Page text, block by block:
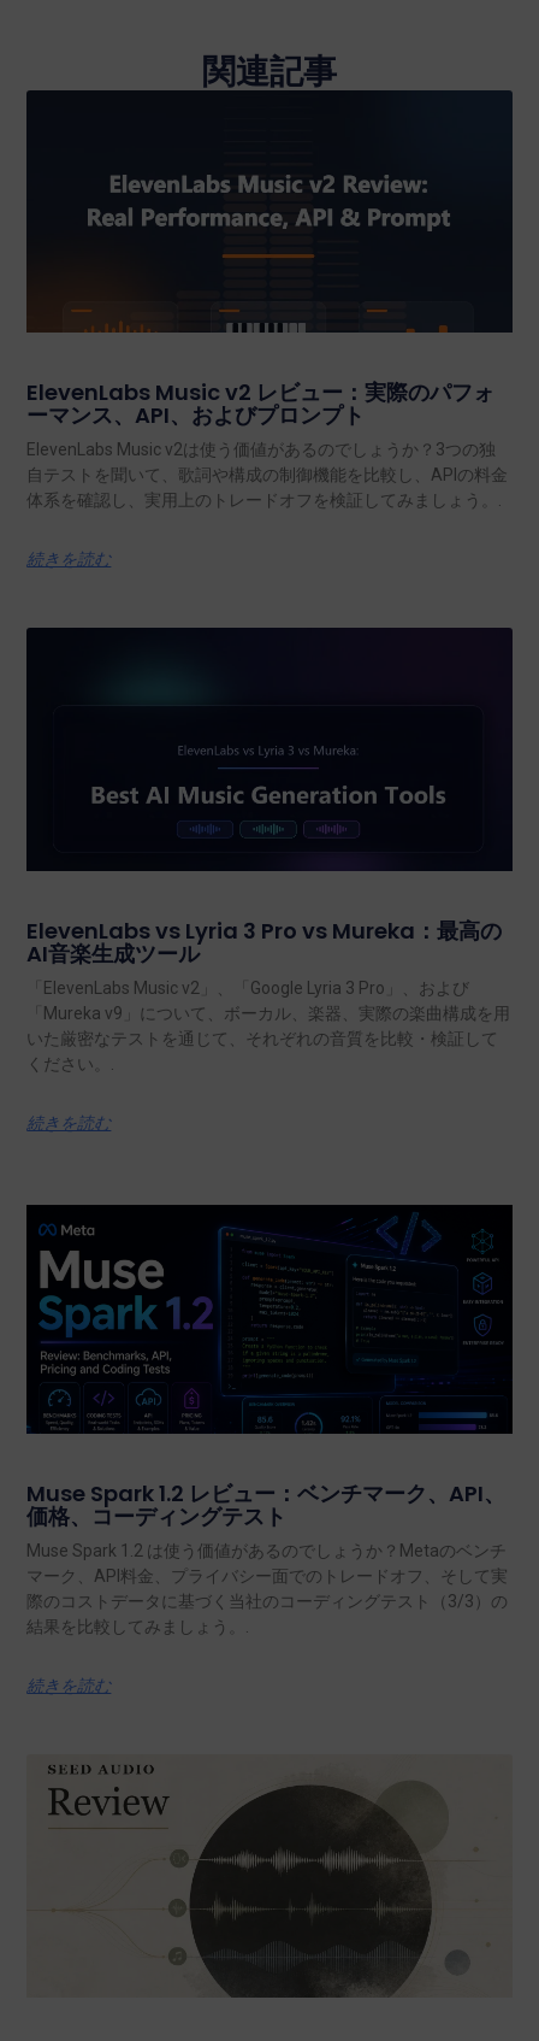
関連記事
ElevenLabs Music v2 レビュー：実際のパフォ
ーマンス、API、およびプロンプト
ElevenLabs Music v2は使う価値があるのでしょうか？3つの独
自テストを聞いて、歌詞や構成の制御機能を比較し、APIの料金
体系を確認し、実用上のトレードオフを検証してみましょう。.
続きを読む
ElevenLabs vs Lyria 3 Pro vs Mureka：最高の
AI音楽生成ツール
「ElevenLabs Music v2」、「Google Lyria 3 Pro」、および
「Mureka v9」について、ボーカル、楽器、実際の楽曲構成を用
いた厳密なテストを通じて、それぞれの音質を比較・検証して
ください。.
続きを読む
Muse Spark 1.2 レビュー：ベンチマーク、API、
価格、コーディングテスト
Muse Spark 1.2 は使う価値があるのでしょうか？Metaのベンチ
マーク、API料金、プライバシー面でのトレードオフ、そして実
際のコストデータに基づく当社のコーディングテスト（3/3）の
結果を比較してみましょう。.
続きを読む